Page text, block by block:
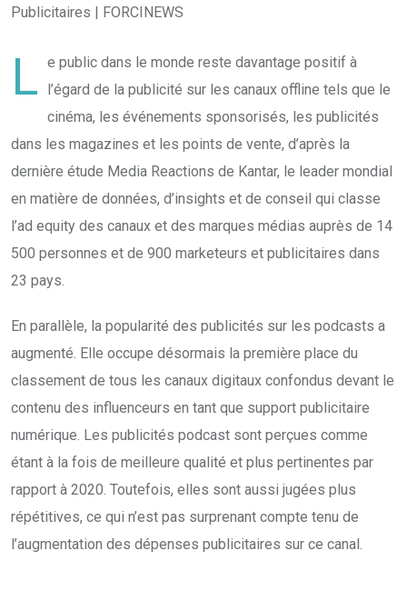
L e public dans le monde reste davantage positif à
l’égard de la publicité sur les canaux offline tels que le
cinéma, les événements sponsorisés, les publicités
dans les magazines et les points de vente, d’après la
dernière étude Media Reactions de Kantar, le leader mondial
en matière de données, d’insights et de conseil qui classe
l’ad equity des canaux et des marques médias auprès de 14
500 personnes et de 900 marketeurs et publicitaires dans
23 pays.
En parallèle, la popularité des publicités sur les podcasts a
augmenté. Elle occupe désormais la première place du
classement de tous les canaux digitaux confondus devant le
contenu des influenceurs en tant que support publicitaire
numérique. Les publicités podcast sont perçues comme
étant à la fois de meilleure qualité et plus pertinentes par
rapport à 2020. Toutefois, elles sont aussi jugées plus
répétitives, ce qui n’est pas surprenant compte tenu de
l’augmentation des dépenses publicitaires sur ce canal.